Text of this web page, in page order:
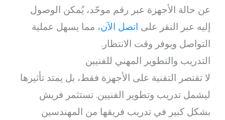
عن حالة الأجهزة عبر رقم موحّد، يُمكن الوصول
إليه عبر النقر على اتصل الآن، مما يسهل عملية
التواصل ويوفر وقت الانتظار.
التدريب والتطوير المهني للفنيين
لا تقتصر التقنية على الأجهزة فقط، بل يمتد تأثيرها
ليشمل تدريب وتطوير الفنيين. تستثمر فريش
بشكل كبير في تدريب فريقها من المهندسين